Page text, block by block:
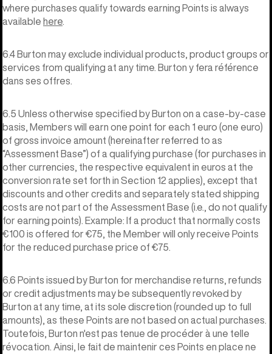
where purchases qualify towards earning Points is always
available here
6.4 Burton may exclude individual products, product groups or
services from qualifying at any time. Burton y fera référence
dans ses offres.
6.5 Unless otherwise specified by Burton on a case-by-case
basis, Members will earn one point for each 1 euro (one euro)
of gross invoice amount (hereinafter referred to as
“Assessment Base”) of a qualifying purchase (for purchases in
other currencies, the respective equivalent in euros at the
conversion rate set forth in Section 12 applies), except that
discounts and other credits and separately stated shipping
costs are not part of the Assessment Base (i.e., do not qualify
for earning points). Example: If a product that normally costs
€100 is offered for €75, the Member will only receive Points
for the reduced purchase price of €75.
6.6 Points issued by Burton for merchandise returns, refunds
or credit adjustments may be subsequently revoked by
Burton at any time, at its sole discretion (rounded up to full
amounts), as these Points are not based on actual purchases.
Toutefois, Burton n'est pas tenue de procéder à une telle
révocation. Ainsi, le fait de maintenir ces Points en place ne